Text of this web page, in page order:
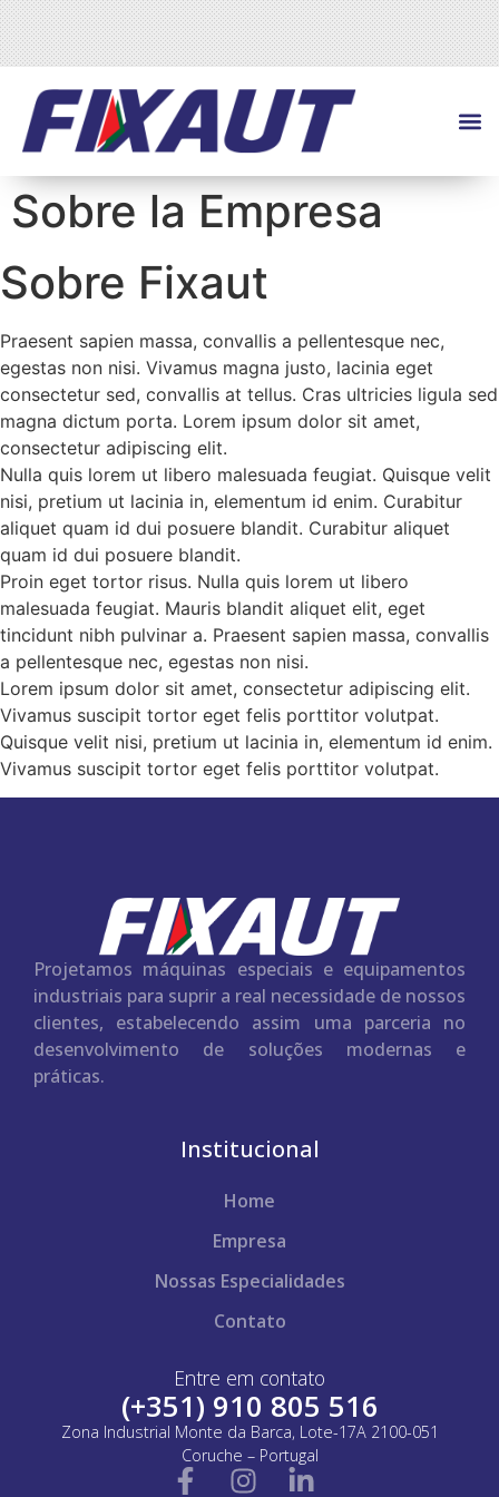
Sobre la Empresa
Sobre Fixaut
Praesent sapien massa, convallis a pellentesque nec,
egestas non nisi. Vivamus magna justo, lacinia eget
consectetur sed, convallis at tellus. Cras ultricies ligula sed
magna dictum porta. Lorem ipsum dolor sit amet,
consectetur adipiscing elit.
Nulla quis lorem ut libero malesuada feugiat. Quisque velit
nisi, pretium ut lacinia in, elementum id enim. Curabitur
aliquet quam id dui posuere blandit. Curabitur aliquet
quam id dui posuere blandit.
Proin eget tortor risus. Nulla quis lorem ut libero
malesuada feugiat. Mauris blandit aliquet elit, eget
tincidunt nibh pulvinar a. Praesent sapien massa, convallis
a pellentesque nec, egestas non nisi.
Lorem ipsum dolor sit amet, consectetur adipiscing elit.
Vivamus suscipit tortor eget felis porttitor volutpat.
Quisque velit nisi, pretium ut lacinia in, elementum id enim.
Vivamus suscipit tortor eget felis porttitor volutpat.
Projetamos máquinas especiais e equipamentos
industriais para suprir a real necessidade de nossos
clientes, estabelecendo assim uma parceria no
desenvolvimento de soluções modernas e
práticas.
Institucional
Home
Empresa
Nossas Especialidades
Contato
Entre em contato
(+351) 910 805 516
Zona Industrial Monte da Barca, Lote-17A 2100-051
Coruche – Portugal